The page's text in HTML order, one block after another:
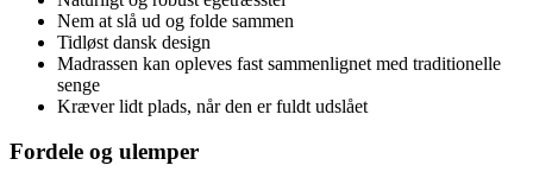
Nem at slå ud og folde sammen
Tidløst dansk design
Madrassen kan opleves fast sammenlignet med traditionelle
senge
Kræver lidt plads, når den er fuldt udslået
Fordele og ulemper